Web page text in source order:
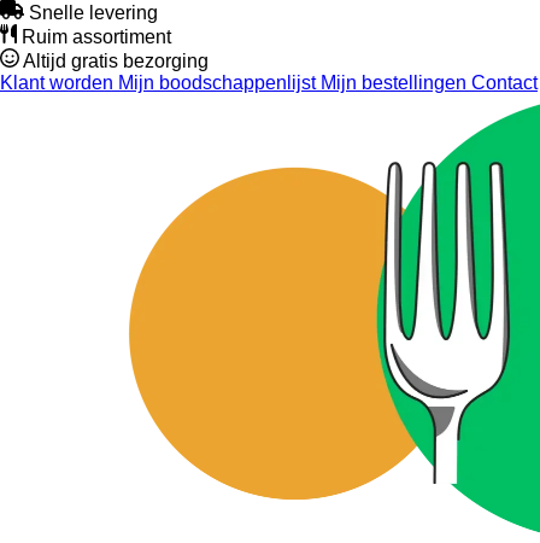
Snelle levering
Ruim assortiment
Altijd gratis bezorging
Klant worden Mijn boodschappenlijstMijn bestellingen Contact